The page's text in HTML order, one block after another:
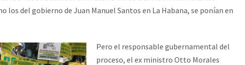
los del gobierno de Juan Manuel Santos en La Habana, se ponían en
Pero el responsable gubernamental del
proceso, el ex ministro Otto Morales